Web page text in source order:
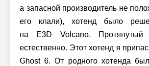
а запасной производитель не
его клали), хотенд было
на E3D Volcano. Протянутый
естественно. Этот хотенд я
Ghost 6. От родного хотенда